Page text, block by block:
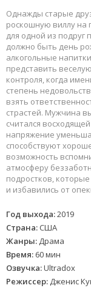
Однажды старые
роскошную виллу на
для одной из подруг
должно быть день
алкогольные
представить
контроля, когда
степень
взять
страстей. Мужчина
считался
напряжение
способствуют
возможность
атмосферу
подростков,
и избавились от
Год выхода:2019
Страна: США
Жанры: Драма
Время: 60 мин
Озвучка:Ultradox
Режиссер: Дженис